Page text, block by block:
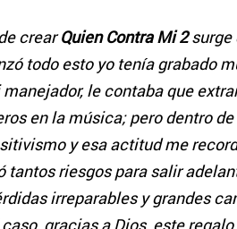
crearQuien Contra Mi 2surge
todo esto yo tenía grabado
le contaba que
en la música; pero dentro
y esa actitud me
tantos riesgos para salir
irreparables y grandes
gracias a Dios, este